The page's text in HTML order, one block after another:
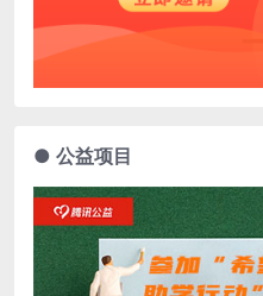
● 公益项目